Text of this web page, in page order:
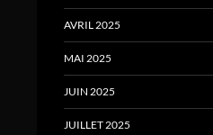
AVRIL 2025
MAI 2025
JUIN 2025
JUILLET 2025